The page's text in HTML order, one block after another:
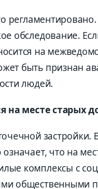
обследование.
на
быть признан
людей.
на месте старых
застройки.
что на
комплексы с
общественными